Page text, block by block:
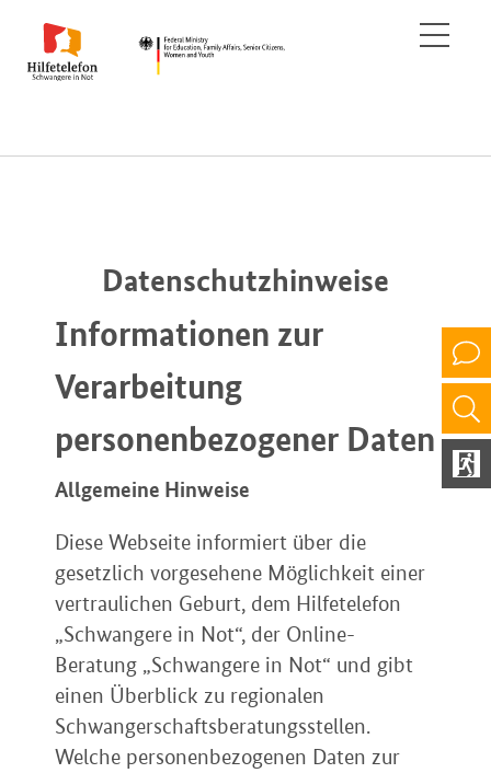
Datenschutzhinweise
Informationen zur
Verarbeitung
personenbezogener Daten
Allgemeine Hinweise
Diese Webseite informiert über die
gesetzlich vorgesehene Möglichkeit einer
vertraulichen Geburt, dem Hilfetelefon
„Schwangere in Not“, der Online-
Beratung „Schwangere in Not“ und gibt
einen Überblick zu regionalen
Schwangerschaftsberatungsstellen.
Welche personenbezogenen Daten zur